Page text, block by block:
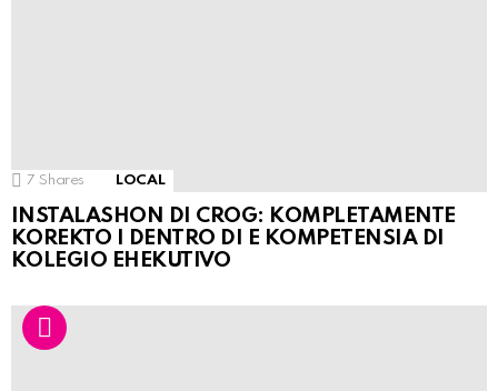
7 Shares LOCAL
INSTALASHON DI CROG: KOMPLETAMENTE
KOREKTO I DENTRO DI E KOMPETENSIA DI
KOLEGIO EHEKUTIVO